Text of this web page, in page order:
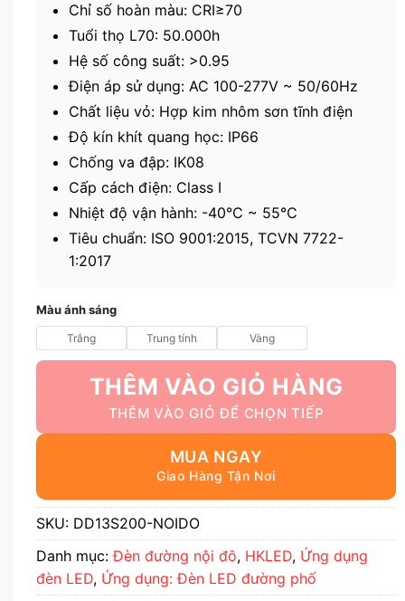
Chỉ số hoàn màu: CRI≥70
Tuổi thọ L70: 50.000h
Hệ số công suất: >0.95
Điện áp sử dụng: AC 100-277V ~ 50/60Hz
Chất liệu vỏ: Hợp kim nhôm sơn tĩnh điện
Độ kín khít quang học: IP66
Chống va đập: IK08
Cấp cách điện: Class I
Nhiệt độ vận hành: -40℃ ~ 55℃
Tiêu chuẩn: ISO 9001:2015, TCVN 7722-
1:2017
Màu ánh sáng
Trắng Trung tính Vàng
THÊM VÀO GIỎ HÀNG
MUA NGAY
SKU: DD13S200-NOIDO
Danh mục:Đèn đường nội đô, HKLED, Ứng dụng
đèn LED, Ứng dụng: Đèn LED đường phố